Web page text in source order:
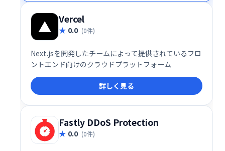
Vercel
0.0 (0件)
Next.jsを開発したチームによって提供されているフロ
ントエンド向けのクラウドプラットフォーム
詳しく見る
Fastly DDoS Protection
0.0 (0件)